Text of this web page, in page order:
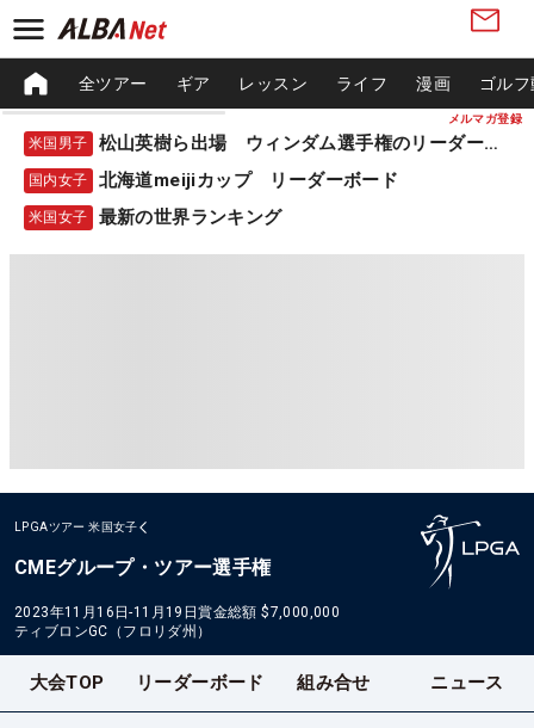
メルマガ登録
全ツアー ギア レッスン ライフ 漫画 ゴル
米国男子 松山英樹ら出場 ウィンダム選手権のリーダーボード
国内女子 北海道meijiカップ リーダーボード
米国女子 最新の世界ランキング
LPGAツアー 米国女子
CMEグループ・ツアー選手権
2023年11月16日-11月19日賞金総額 $7,000,000
ティブロンGC（フロリダ州）
大会TOP リーダーボード 組み合せ ニュース